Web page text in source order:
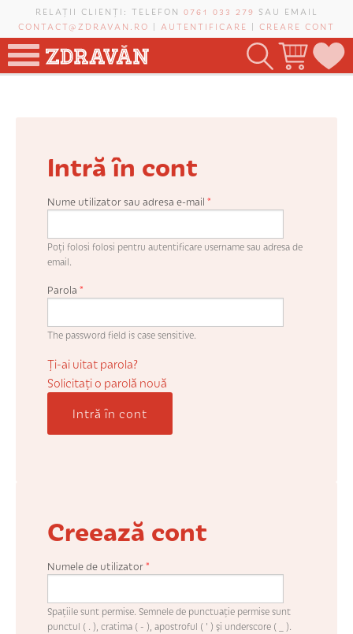
Mergi la conţinutul principal
RELAȚII CLIENȚI: TELEFON 0761 033 279 SAU EMAIL
CONTACT@ZDRAVAN.RO | AUTENTIFICARE | CREARE CONT
VIȚĂ-DE-VIE
Intră în cont
Nume utilizator sau adresa e-mail *
Poți folosi folosi pentru autentificare username sau adresa de
email.
Parola *
The password field is case sensitive.
Ți-ai uitat parola?
Solicitaţi o parolă nouă
Intră în cont
Creează cont
Numele de utilizator*
Spaţiile sunt permise. Semnele de punctuaţie permise sunt
punctul ( . ), cratima ( - ), apostroful ( ' ) şi underscore ( _ ).